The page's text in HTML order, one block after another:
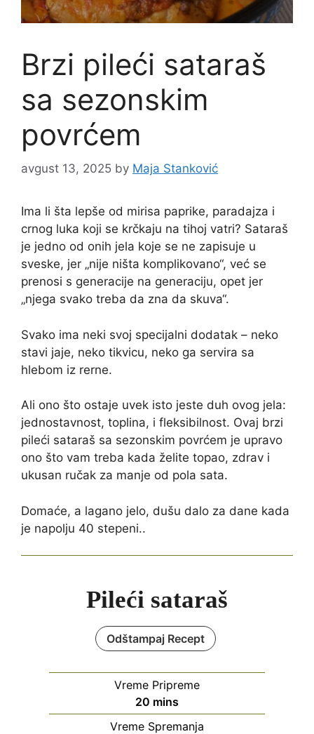
Brzi pileći sataraš
sa sezonskim
povrćem
avgust 13, 2025 by Maja Stanković
Ima li šta lepše od mirisa paprike, paradajza i
crnog luka koji se krčkaju na tihoj vatri? Sataraš
je jedno od onih jela koje se ne zapisuje u
sveske, jer „nije ništa komplikovano“, već se
prenosi s generacije na generaciju, opet jer
„njega svako treba da zna da skuva“.
Svako ima neki svoj specijalni dodatak – neko
stavi jaje, neko tikvicu, neko ga servira sa
hlebom iz rerne.
Ali ono što ostaje uvek isto jeste duh ovog jela:
jednostavnost, toplina, i fleksibilnost. Ovaj brzi
pileći sataraš sa sezonskim povrćem je upravo
ono što vam treba kada želite topao, zdrav i
ukusan ručak za manje od pola sata.
Domaće, a lagano jelo, dušu dalo za dane kada
je napolju 40 stepeni..
Pileći sataraš
Odštampaj Recept
Vreme Pripreme
20 minutes
mins
Vreme Spremanja